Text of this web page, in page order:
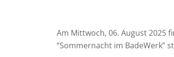
Am Mittwoch, 06. August 2025
“Sommernacht im BadeWerk”